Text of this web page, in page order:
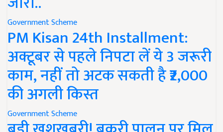
Government Scheme
PM Kisan 24th Installment:
अक्टूबर से पहले निपटा लें ये 3 जरूरी
काम, नहीं तो अटक सकती है ₹2,000
की अगली किस्त
Government Scheme